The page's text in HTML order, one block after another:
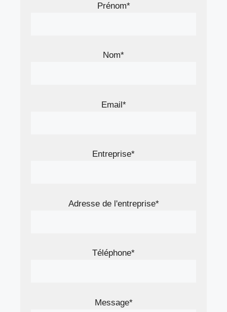
Prénom*
Nom*
Email*
Entreprise*
Adresse de l'entreprise*
Téléphone*
Message*